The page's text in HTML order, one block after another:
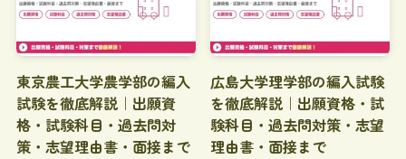
東京農工大学農学部の編入
試験を徹底解説｜出願資
格・試験科目・過去問対
策・志望理由書・面接まで
広島大学理学部の編入試験
を徹底解説｜出願資格・試
験科目・過去問対策・志望
理由書・面接まで